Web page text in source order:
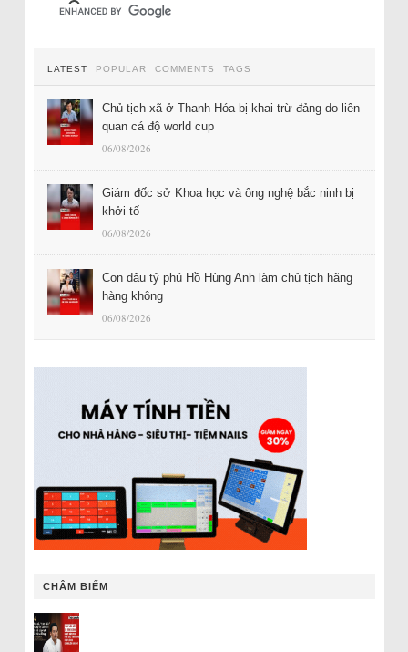
LATEST POPULAR COMMENTS TAGS
Chủ tịch xã ở Thanh Hóa bị khai trừ đảng do liên
quan cá độ world cup
06/08/2026
Giám đốc sở Khoa học và ông nghệ bắc ninh bị
khởi tố
06/08/2026
Con dâu tỷ phú Hồ Hùng Anh làm chủ tịch hãng
hàng không
06/08/2026
CHÂM BIẾM